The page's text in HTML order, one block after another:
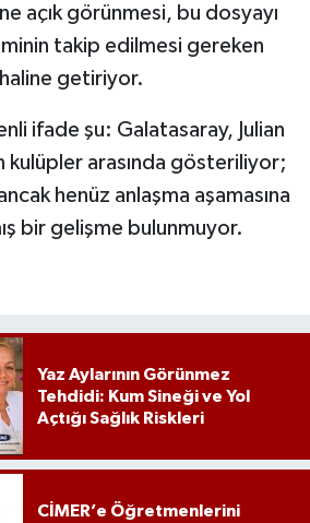
açık görünmesi, bu dosyayı
takip edilmesi gereken
haline getiriyor.
ifade şu: Galatasaray, Julian
kulüpler arasında gösteriliyor;
henüz anlaşma aşamasına
bir gelişme bulunmuyor.
Yaz Aylarının Görünmez
Tehdidi: Kum Sineği ve Yol
Açtığı Sağlık Riskleri
CİMER’e Öğretmenlerini